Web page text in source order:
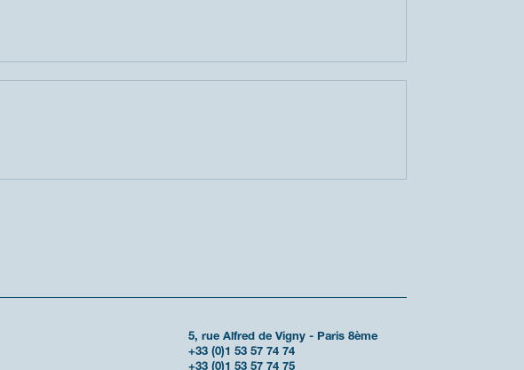
5, rue Alfred de Vigny - Paris 8ème
+33 (0)1 53 57 74 74
+33 (0)1 53 57 74 75